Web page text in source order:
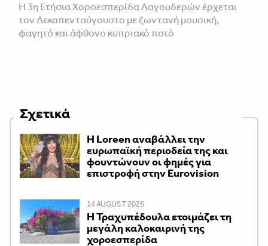
Η 3η Ετήσια Χοροεσπερίδα Λαγουδερών έρχεται
τον Δεκαπενταύγουστο με ζωντανή μουσική,
φαγητό και άφθονο κυπριακό ποτό
Σχετικά
Η Loreen αναβάλλει την
ευρωπαϊκή περιοδεία της και
φουντώνουν οι φημές για
επιστροφή στην Eurovision
14 AUGUST 2026
Η Τραχυπέδουλα ετοιμάζει τη
μεγάλη καλοκαιρινή της
χοροεσπερίδα